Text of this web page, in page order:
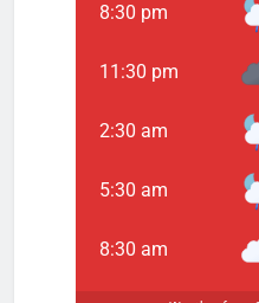
8:30 pm
11:30 pm
2:30 am
5:30 am
8:30 am